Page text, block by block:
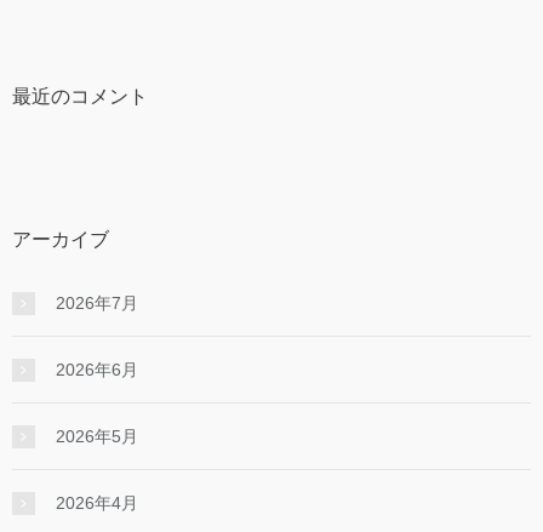
最近のコメント
アーカイブ
2026年7月
2026年6月
2026年5月
2026年4月